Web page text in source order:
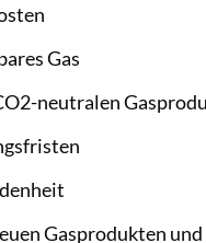
Gas
neutralen
Gasprodukten